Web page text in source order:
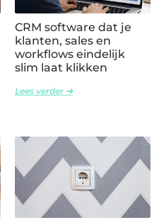
CRM software dat je
klanten, sales en
workflows eindelijk
slim laat klikken
Lees verder ➜